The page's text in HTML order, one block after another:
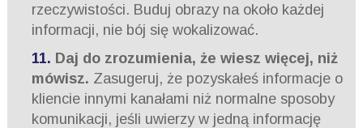
rzeczywistości. Buduj obrazy na około każdej
informacji, nie bój się wokalizować.
Daj do zrozumienia, że wiesz więcej, niż
mówisz. Zasugeruj, że pozyskałeś informacje o
kliencie innymi kanałami niż normalne sposoby
komunikacji, jeśli uwierzy w jedną informację